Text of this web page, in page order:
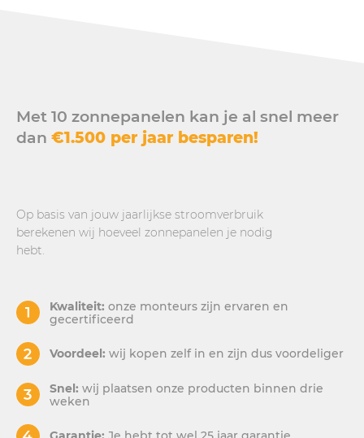
Met 10 zonnepanelen kan je al snel meer
dan €1.500 per jaar besparen!
Op basis van jouw jaarlijkse stroomverbruik
berekenen wij hoeveel zonnepanelen je nodig
hebt.
Kwaliteit: onze monteurs zijn ervaren en
gecertificeerd
Voordeel: wij kopen zelf in en zijn dus voordeliger
Snel: wij plaatsen onze producten binnen drie
weken